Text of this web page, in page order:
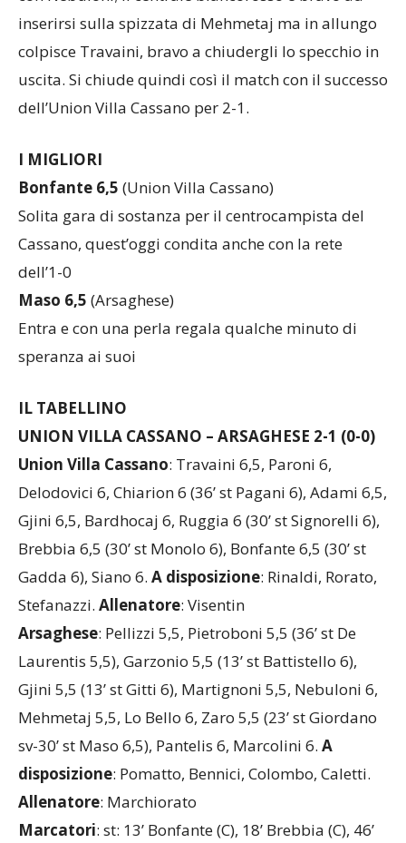
inserirsi sulla spizzata di Mehmetaj ma in allungo
colpisce Travaini, bravo a chiudergli lo specchio in
uscita. Si chiude quindi così il match con il successo
dell’Union Villa Cassano per 2-1.
I MIGLIORI
Bonfante 6,5 (Union Villa Cassano)
Solita gara di sostanza per il centrocampista del
Cassano, quest’oggi condita anche con la rete
dell’1-0
Maso 6,5 (Arsaghese)
Entra e con una perla regala qualche minuto di
speranza ai suoi
IL TABELLINO
UNION VILLA CASSANO – ARSAGHESE 2-1 (0-0)
Union Villa Cassano: Travaini 6,5, Paroni 6,
Delodovici 6, Chiarion 6 (36’ st Pagani 6), Adami 6,5,
Gjini 6,5, Bardhocaj 6, Ruggia 6 (30’ st Signorelli 6),
Brebbia 6,5 (30’ st Monolo 6), Bonfante 6,5 (30’ st
Gadda 6), Siano 6. A disposizione: Rinaldi, Rorato,
Stefanazzi. Allenatore: Visentin
Arsaghese: Pellizzi 5,5, Pietroboni 5,5 (36’ st De
Laurentis 5,5), Garzonio 5,5 (13’ st Battistello 6),
Gjini 5,5 (13’ st Gitti 6), Martignoni 5,5, Nebuloni 6,
Mehmetaj 5,5, Lo Bello 6, Zaro 5,5 (23’ st Giordano
sv-30’ st Maso 6,5), Pantelis 6, Marcolini 6. A
disposizione: Pomatto, Bennici, Colombo, Caletti.
Allenatore: Marchiorato
Marcatori: st: 13’ Bonfante (C), 18’ Brebbia (C), 46’